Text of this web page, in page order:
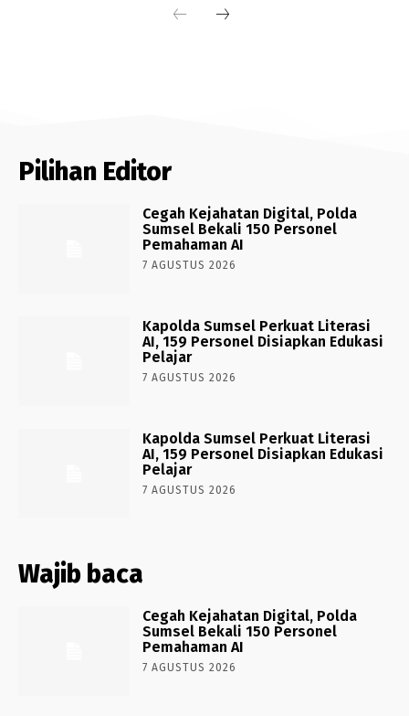
Pilihan Editor
Cegah Kejahatan Digital, Polda
Sumsel Bekali 150 Personel
Pemahaman AI
7 AGUSTUS 2026
Kapolda Sumsel Perkuat Literasi
AI, 159 Personel Disiapkan Edukasi
Pelajar
7 AGUSTUS 2026
Kapolda Sumsel Perkuat Literasi
AI, 159 Personel Disiapkan Edukasi
Pelajar
7 AGUSTUS 2026
Wajib baca
Cegah Kejahatan Digital, Polda
Sumsel Bekali 150 Personel
Pemahaman AI
7 AGUSTUS 2026